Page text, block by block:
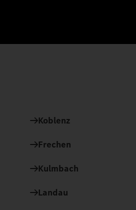
Koblenz
Frechen
Kulmbach
Landau